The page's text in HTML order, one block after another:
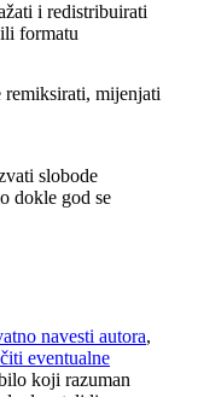
i redistribuirati
formatu
mijenjati
slobode
dokle god se
navesti autora,
eventualne
koji razuman